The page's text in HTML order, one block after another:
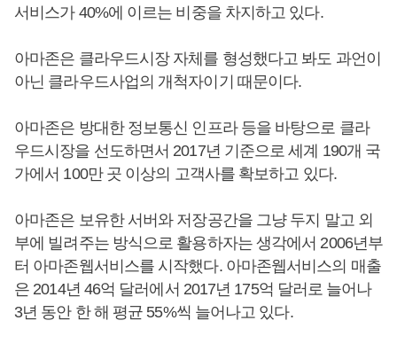
서비스가 40%에 이르는 비중을 차지하고 있다.
아마존은 클라우드시장 자체를 형성했다고 봐도 과언이
아닌 클라우드사업의 개척자이기 때문이다.
아마존은 방대한 정보통신 인프라 등을 바탕으로 클라
우드시장을 선도하면서 2017년 기준으로 세계 190개 국
가에서 100만 곳 이상의 고객사를 확보하고 있다.
아마존은 보유한 서버와 저장공간을 그냥 두지 말고 외
부에 빌려주는 방식으로 활용하자는 생각에서 2006년부
터 아마존웹서비스를 시작했다. 아마존웹서비스의 매출
은 2014년 46억 달러에서 2017년 175억 달러로 늘어나
3년 동안 한 해 평균 55%씩 늘어나고 있다.